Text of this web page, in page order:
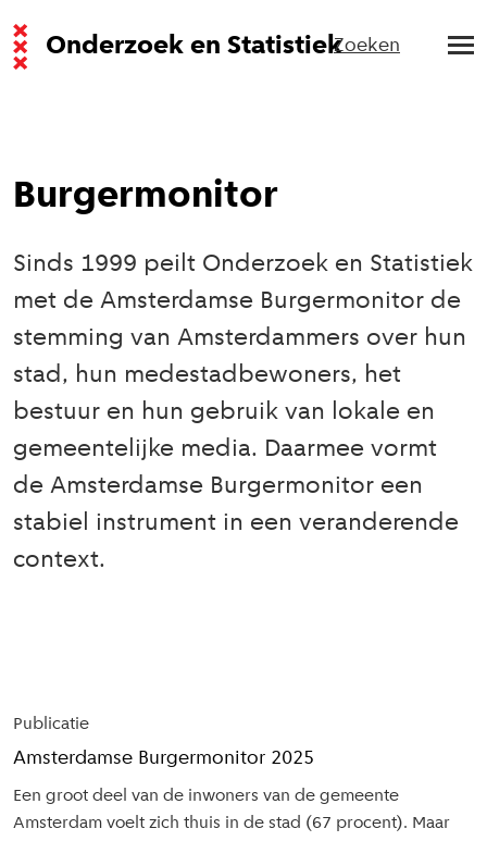
Onderzoek en StatistiekZoeken
Burgermonitor
Sinds 1999 peilt Onderzoek en Statistiek
met de Amsterdamse Burgermonitor de
stemming van Amsterdammers over hun
stad, hun medestadbewoners, het
bestuur en hun gebruik van lokale en
gemeentelijke media. Daarmee vormt
de Amsterdamse Burgermonitor een
stabiel instrument in een veranderende
context.
in dit
dossier
Amsterdamse Burgermonitor 2025
Publicatie
Een groot deel van de inwoners van de gemeente
Amsterdam voelt zich thuis in de stad (67 procent). Maar